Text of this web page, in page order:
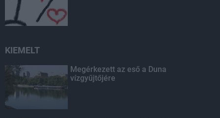
KIEMELT
Megérkezett az eső a Duna
vízgyűjtőjére